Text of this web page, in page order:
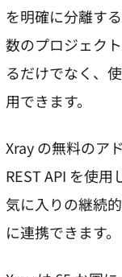
を明確に分離す
数のプロジェク
るだけでなく、
用できます。
Xray の無料のア
REST API を使
気に入りの継続
に連携できます。